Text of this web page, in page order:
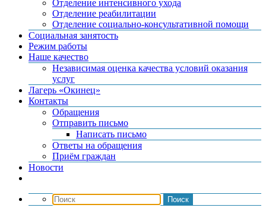
Отделение интенсивного ухода
Отделение реабилитации
Отделение социально-консультативной помощи
Социальная занятость
Режим работы
Наше качество
Независимая оценка качества условий оказания
услуг
Лагерь «Окинец»
Контакты
Обращения
Отправить письмо
Написать письмо
Ответы на обращения
Приём граждан
Новости